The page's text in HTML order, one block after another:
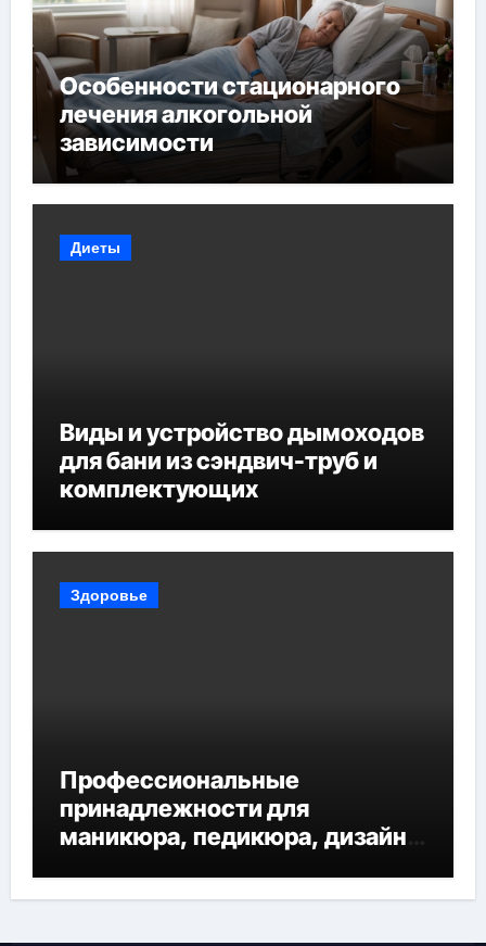
Особенности стационарного
лечения алкогольной
зависимости
Диеты
Виды и устройство дымоходов
для бани из сэндвич-труб и
комплектующих
Здоровье
Профессиональные
принадлежности для
маникюра, педикюра, дизайна
наращивания ресниц